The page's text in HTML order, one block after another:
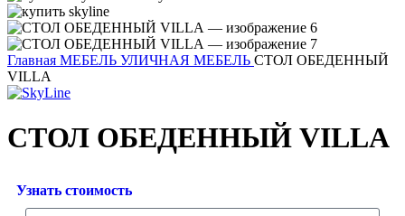
Главная МЕБЕЛЬ УЛИЧНАЯ МЕБЕЛЬ СТОЛ ОБЕДЕННЫЙ
VILLA
СТОЛ ОБЕДЕННЫЙ VILLA
Узнать стоимость